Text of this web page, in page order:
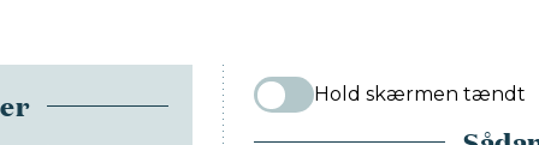
Hold skærmen tændt